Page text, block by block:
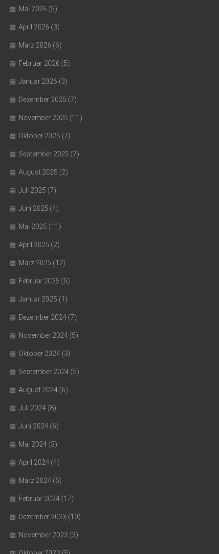
Mai 2026 (5)
April 2026 (3)
März 2026 (6)
Februar 2026 (5)
Januar 2026 (3)
Dezember 2025 (7)
November 2025 (11)
Oktober 2025 (7)
September 2025 (7)
August 2025 (2)
Juli 2025 (7)
Juni 2025 (4)
Mai 2025 (11)
April 2025 (2)
März 2025 (12)
Februar 2025 (5)
Januar 2025 (1)
Dezember 2024 (7)
November 2024 (5)
Oktober 2024 (3)
September 2024 (5)
August 2024 (6)
Juli 2024 (8)
Juni 2024 (6)
Mai 2024 (3)
April 2024 (4)
März 2024 (5)
Februar 2024 (17)
Dezember 2023 (10)
November 2023 (3)